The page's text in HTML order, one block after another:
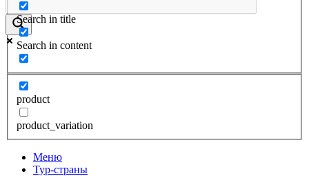
Search in title
Search in content
product
product_variation
Меню
Тур-страны